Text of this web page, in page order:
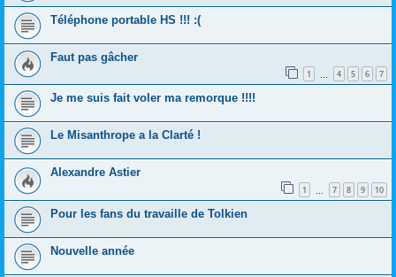
Téléphone portable HS !!! :(
Faut pas gâcher
1 4 5 6 7
Je me suis fait voler ma remorque !!!!
Le Misanthrope a la Clarté !
Alexandre Astier
1 7 8 9 10
Pour les fans du travaille de Tolkien
Nouvelle année